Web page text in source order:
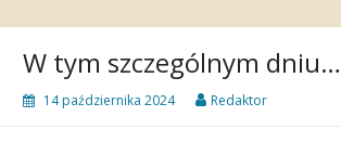
W tym szczególnym dniu…
14 października 2024 Redaktor